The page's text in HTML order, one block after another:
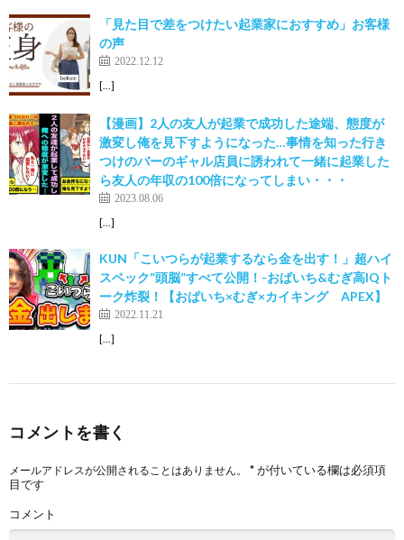
「見た目で差をつけたい起業家におすすめ」お客様
の声
2022.12.12
[…]
【漫画】2人の友人が起業で成功した途端、態度が
激変し俺を見下すようになった…事情を知った行き
つけのバーのギャル店員に誘われて一緒に起業した
ら友人の年収の100倍になってしまい・・・
2023.08.06
[…]
KUN「こいつらが起業するなら金を出す！」超ハイ
スペック”頭脳”すべて公開！-おぱいち&むぎ高IQト
ーク炸裂！【おぱいち×むぎ×カイキング APEX】
2022.11.21
[…]
コメントを書く
メールアドレスが公開されることはありません。 *が付いている欄は必須項
目です
コメント